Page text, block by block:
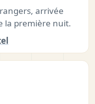
arrivée
la première nuit.